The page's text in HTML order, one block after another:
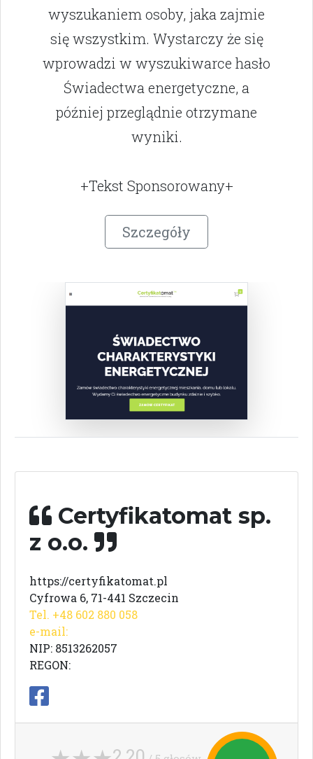
wyszukaniem osoby, jaka zajmie
się wszystkim. Wystarczy że się
wprowadzi w wyszukiwarce hasło
Świadectwa energetyczne, a
później przeglądnie otrzymane
wyniki.
+Tekst Sponsorowany+
Szczegóły
Certyfikatomat sp.
z o.o.
https://certyfikatomat.pl
Cyfrowa 6, 71-441 Szczecin
Tel. +48 602 880 058
e-mail:
NIP: 8513262057
REGON: